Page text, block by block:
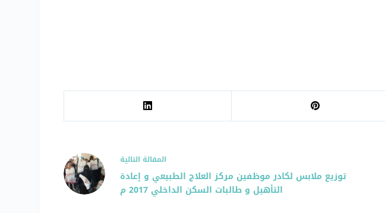
المقالة التالية
توزيع ملابس لكادر موظفين مركز العلاج الطبيعي و إعادة
التأهيل و طالبات السكن الداخلي 2017 م